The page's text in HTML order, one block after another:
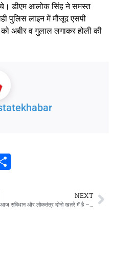
डीएम आलोक सिंह ने समस्त
पुलिस लाइन में मौजूद एसपी
अबीर व गुलाल लगाकर होली की
NEXT